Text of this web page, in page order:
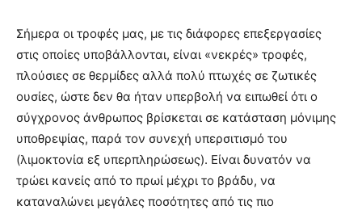
Σήμερα οι τροφές μας, με τις διάφορες επεξεργασίες
στις οποίες υποβάλλονται, είναι «νεκρές» τροφές,
πλούσιες σε θερμίδες αλλά πολύ πτωχές σε ζωτικές
ουσίες, ώστε δεν θα ήταν υπερβολή να ειπωθεί ότι ο
σύγχρονος άνθρωπος βρίσκεται σε κατάσταση μόνιμης
υποθρεψίας, παρά τον συνεχή υπερσιτισμό του
(λιμοκτονία εξ υπερπληρώσεως). Είναι δυνατόν να
τρώει κανείς από το πρωί μέχρι το βράδυ, να
καταναλώνει μεγάλες ποσότητες από τις πιο